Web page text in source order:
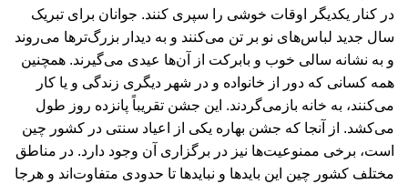
در کنار یکدیگر اوقات خوشی را سپری ‌کنند. جوانان برای تبریک
سال جدید لباس‌های نو بر تن می‌کنند و به دیدار بزرگ‌ترها می‌روند
و به نشانه سالی خوب و بابرکت از آن‌ها عیدی می‌گیرند. همچنین
همه کسانی که دور از خانواده و در شهر دیگری زندگی و یا کار
می‌کنند، به خانه بازمی‌گردند. این جشن تقریباً پانزده روز طول
می‌کشد. از آنجا که جشن بهاره یکی از اعیاد سنتی در کشور چین
است، برخی ممنوعیت‌ها نیز در برگزاری آن وجود دارد. در مناطق
مختلف کشور چین این بایدها و نبایدها تا حدودی متفاوت‌اند و هرجا